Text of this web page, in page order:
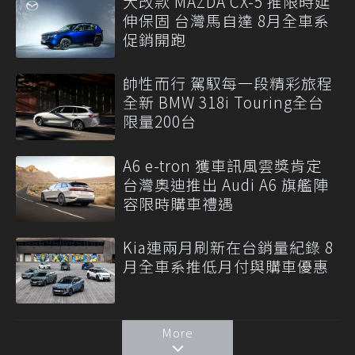
伸保固 台灣馬自達 8月全車系
促銷開跑
帥性而行 駕馭每一段精彩旅程
全新 BMW 318i Touring全台
限量200台
A6 e-tron 獲車訊風雲獎肯定
台灣奧迪推出 Audi A6 旗艦陣
容限時購車禮遇
Kia連兩月刷新在台銷量紀錄 8
月全車系推低月付與購車優惠
More